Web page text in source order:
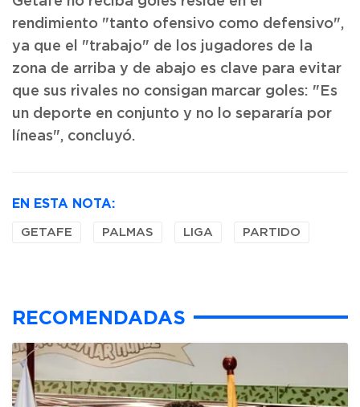
rendimiento "tanto ofensivo como defensivo",
ya que el "trabajo" de los jugadores de la
zona de arriba y de abajo es clave para evitar
que sus rivales no consigan marcar goles: "Es
un deporte en conjunto y no lo separaría por
líneas", concluyó.
EN ESTA NOTA:
GETAFE PALMAS LIGA PARTIDO
RECOMENDADAS